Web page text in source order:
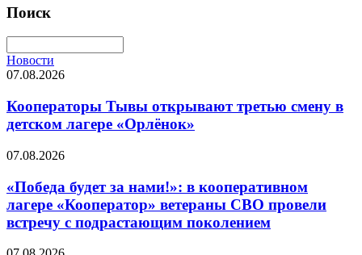
Поиск
Новости
07.08.2026
Кооператоры Тывы открывают третью смену в
детском лагере «Орлёнок»
07.08.2026
«Победа будет за нами!»: в кооперативном
лагере «Кооператор» ветераны СВО провели
встречу с подрастающим поколением